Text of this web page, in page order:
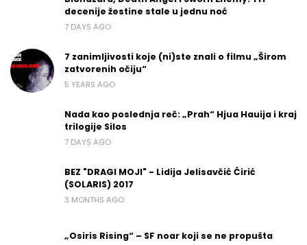
decenije žestine stale u jednu noć
7 DAYS AGO
7 zanimljivosti koje (ni)ste znali o filmu „Širom
zatvorenih očiju“
5 YEARS AGO
Nada kao poslednja reč: „Prah“ Hjua Hauija i kraj
trilogije Silos
7 DAYS AGO
BEZ "DRAGI MOJI" - Lidija Jelisavčić Ćirić
(SOLARIS) 2017
3 MONTHS AGO
„Osiris Rising“ – SF noar koji se ne propušta